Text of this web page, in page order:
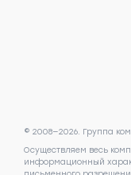
© 2008—2026. Группа
Осуществляем весь
информационный